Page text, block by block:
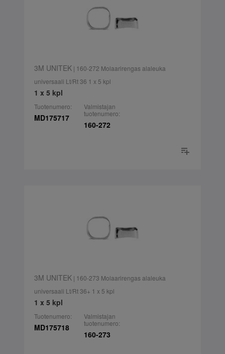
3M UNITEK| 160-272 Molaarirengas alaleuka
universaali Lt/Rt 36 1 x 5 kpl
1 x 5 kpl
Tuotenumero:
MD175717
Valmistajan
tuotenumero:
160-272
3M UNITEK| 160-273 Molaarirengas alaleuka
universaali Lt/Rt 36+ 1 x 5 kpl
1 x 5 kpl
Tuotenumero:
MD175718
Valmistajan
tuotenumero:
160-273